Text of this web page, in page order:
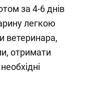
за 4-6 днів
легкою
ветеринара,
отримати